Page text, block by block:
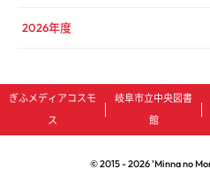
2026年度
ぎふメディアコスモ
ス
岐阜市立中央図書
館
© 2015 -2026'Minna no